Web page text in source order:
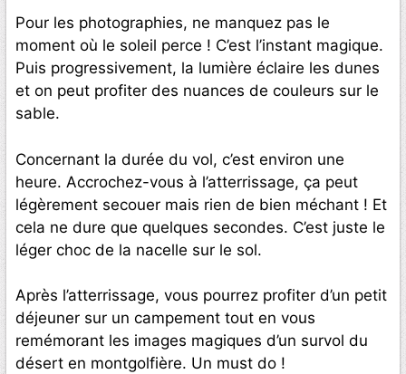
Pour les photographies, ne manquez pas le
moment où le soleil perce ! C’est l’instant magique.
Puis progressivement, la lumière éclaire les dunes
et on peut profiter des nuances de couleurs sur le
sable.
Concernant la durée du vol, c’est environ une
heure. Accrochez-vous à l’atterrissage, ça peut
légèrement secouer mais rien de bien méchant ! Et
cela ne dure que quelques secondes. C’est juste le
léger choc de la nacelle sur le sol.
Après l’atterrissage, vous pourrez profiter d’un petit
déjeuner sur un campement tout en vous
remémorant les images magiques d’un survol du
désert en montgolfière. Un must do !